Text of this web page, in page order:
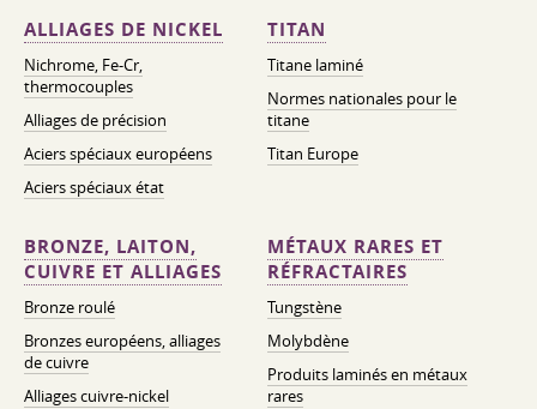
ALLIAGES DE NICKEL
Nichrome, Fe-Cr,
thermocouples
Alliages de précision
Aciers spéciaux européens
Aciers spéciaux état
TITAN
Titane laminé
Normes nationales pour le
titane
Titan Europe
BRONZE, LAITON,
CUIVRE ET ALLIAGES
Bronze roulé
Bronzes européens, alliages
de cuivre
Alliages cuivre-nickel
MÉTAUX RARES ET
RÉFRACTAIRES
Tungstène
Molybdène
Produits laminés en métaux
rares